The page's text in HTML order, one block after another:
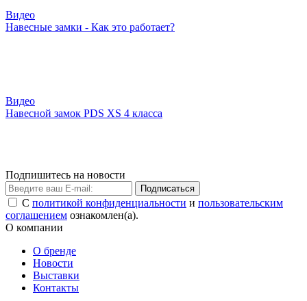
Видео
Навесные замки - Как это работает?
Видео
Навесной замок PDS XS 4 класса
Подпишитесь на новости
Подписаться
С политикой конфиденциальности и пользовательским
соглашением ознакомлен(а).
О компании
О бренде
Новости
Выставки
Контакты